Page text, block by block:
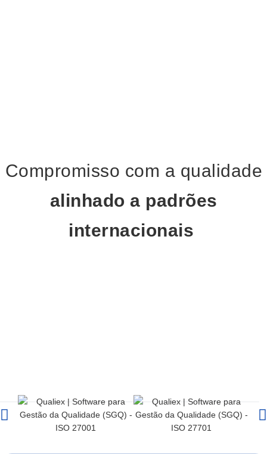
Compromisso com a qualidade
alinhado a padrões
internacionais